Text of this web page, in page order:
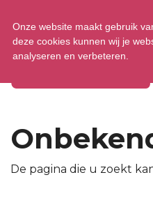
De pagina die u zoekt
Onze website maakt gebruik
deze cookies kunnen wij je
analyseren en verbeteren.